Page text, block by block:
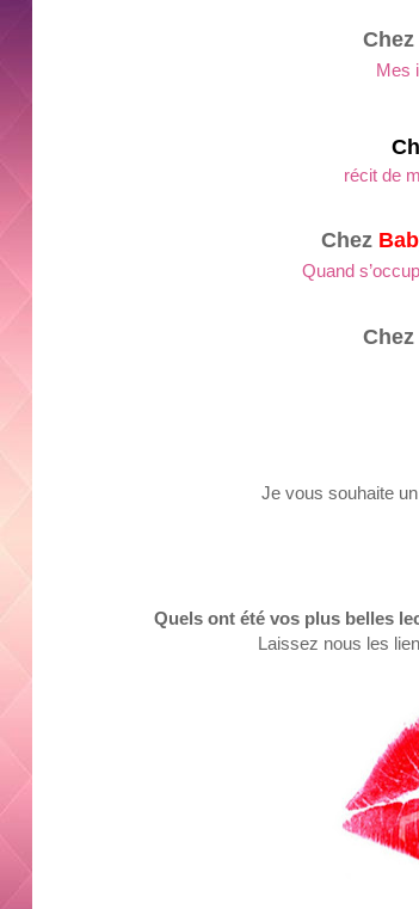
Chez
Mes
C
récit de
Chez
Quand
Chez
Je vous souhaite
Quels ont été vos plus belles
Laissez nous les